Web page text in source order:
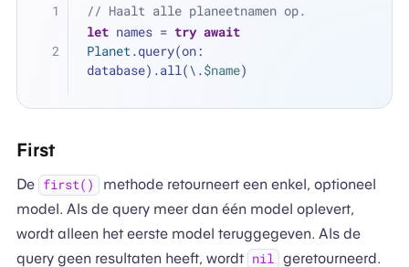
// Haalt alle planeetnamen op.
let names = try await
Planet.query(on:
database).all(\.$name)
First
De first()
methode retourneert een enkel, optioneel
model. Als de query meer dan één model oplevert,
wordt alleen het eerste model teruggegeven. Als de
query geen resultaten heeft, wordt nil geretourneerd.